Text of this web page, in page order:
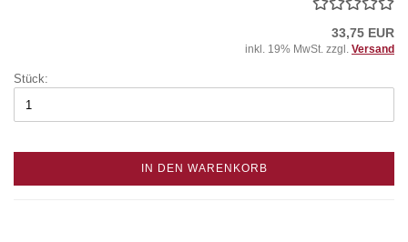
33,75 EUR
inkl. 19% MwSt. zzgl. Versand
Stück:
IN DEN WARENKORB